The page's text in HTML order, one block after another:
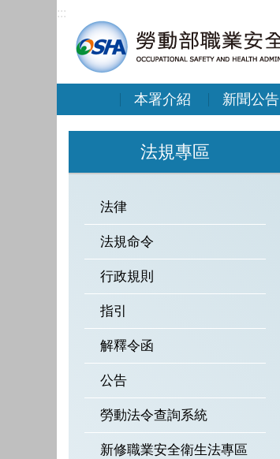
:::
本署介紹 新聞公告
法規專區
法律
法規命令
行政規則
指引
解釋令函
公告
勞動法令查詢系統
新修職業安全衛生法專區